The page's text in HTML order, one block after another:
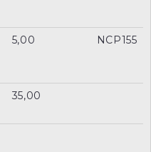
5,00 NCP155
35,00